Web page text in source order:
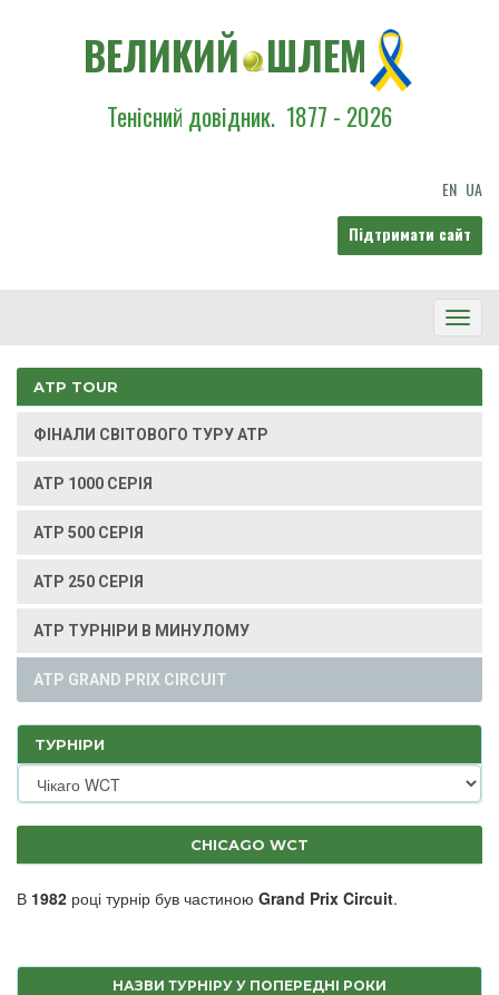
ВЕЛИКИЙ ШЛЕМ
Тенісний довідник. 1877 - 2026
EN UA
Підтримати сайт
ATP TOUR
ФІНАЛИ СВІТОВОГО ТУРУ ATP
ATP 1000 СЕРІЯ
ATP 500 СЕРІЯ
ATP 250 СЕРІЯ
ATP ТУРНІРИ В МИНУЛОМУ
ATP GRAND PRIX CIRCUIT
ТУРНІРИ
CHICAGO WCT
В 1982 році турнір був частиною Grand Prix Circuit.
НАЗВИ ТУРНІРУ У ПОПЕРЕДНІ РОКИ